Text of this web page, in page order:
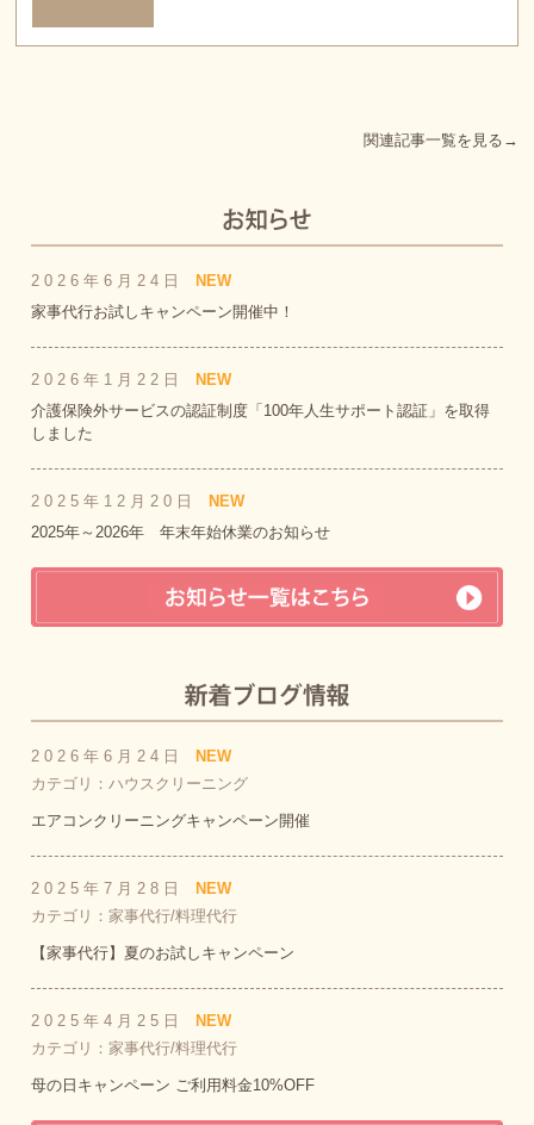
関連記事一覧を見る→
2026年6月24日
NEW
家事代行お試しキャンペーン開催中！
2026年1月22日
NEW
介護保険外サービスの認証制度「100年人生サポート認証」を取得
しました
2025年12月20日
NEW
2025年～2026年 年末年始休業のお知らせ
2026年6月24日
NEW
カテゴリ：ハウスクリーニング
エアコンクリーニングキャンペーン開催
2025年7月28日
NEW
カテゴリ：家事代行/料理代行
【家事代行】夏のお試しキャンペーン
2025年4月25日
NEW
カテゴリ：家事代行/料理代行
母の日キャンペーン ご利用料金10%OFF